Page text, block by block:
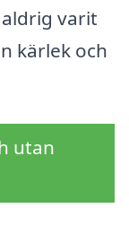
varit
kärlek och
utan